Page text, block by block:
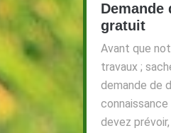
Demande
gratuit
Avant que
travaux ;
demande de
devez